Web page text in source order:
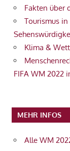
Fakten über
Tourismus
Klima &
FIFA WM 2022
MEHR INFOS
Alle WM